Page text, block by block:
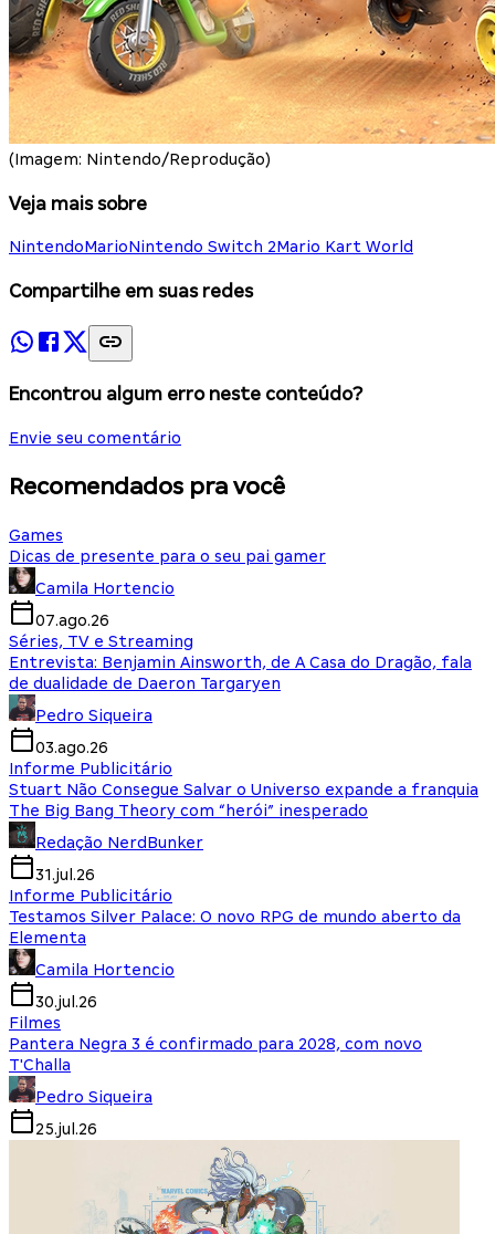
(Imagem: Nintendo/Reprodução)
Veja mais sobre
NintendoMarioNintendo Switch 2Mario Kart World
Compartilhe em suas redes
Encontrou algum erro neste conteúdo?
Envie seu comentário
Recomendados pra você
Games
Dicas de presente para o seu pai gamer
Camila Hortencio
07.ago.26
Séries, TV e Streaming
Entrevista: Benjamin Ainsworth, de A Casa do Dragão, fala
de dualidade de Daeron Targaryen
Pedro Siqueira
03.ago.26
Informe Publicitário
Stuart Não Consegue Salvar o Universo expande a franquia
The Big Bang Theory com “herói” inesperado
Redação NerdBunker
31.jul.26
Informe Publicitário
Testamos Silver Palace: O novo RPG de mundo aberto da
Elementa
Camila Hortencio
30.jul.26
Filmes
Pantera Negra 3 é confirmado para 2028, com novo
T'Challa
Pedro Siqueira
25.jul.26